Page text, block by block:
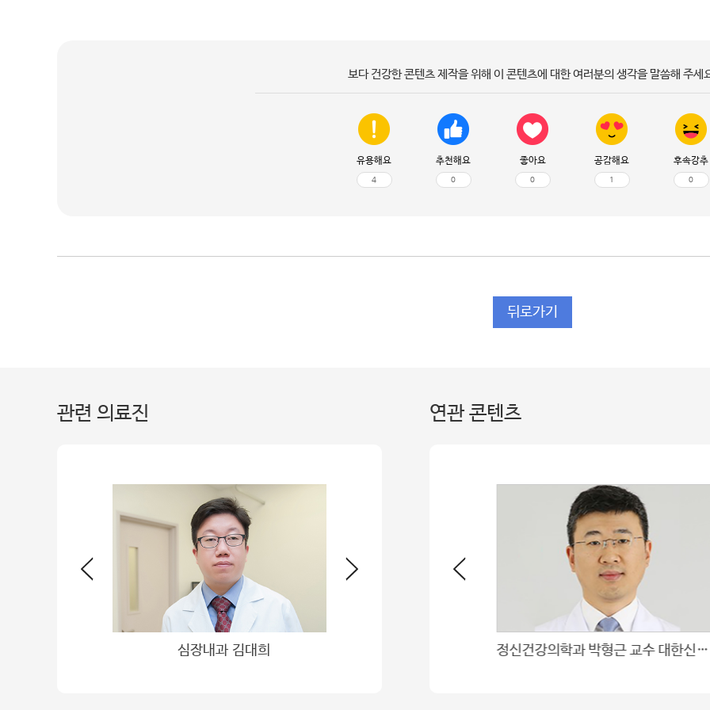
보다 건강한 콘텐츠 제작을 위해 이 콘텐츠에 대한 여러분의 생각을 말씀해 주세
유용해요
4
추천해요
0
좋아요
0
공감해요
1
후속강추
0
뒤로가기
관련 의료진
심장내과 김대희
연관 콘텐츠
정신건강의학과 박형근 교수 대한신경정신의학회 우수포스터상 수상